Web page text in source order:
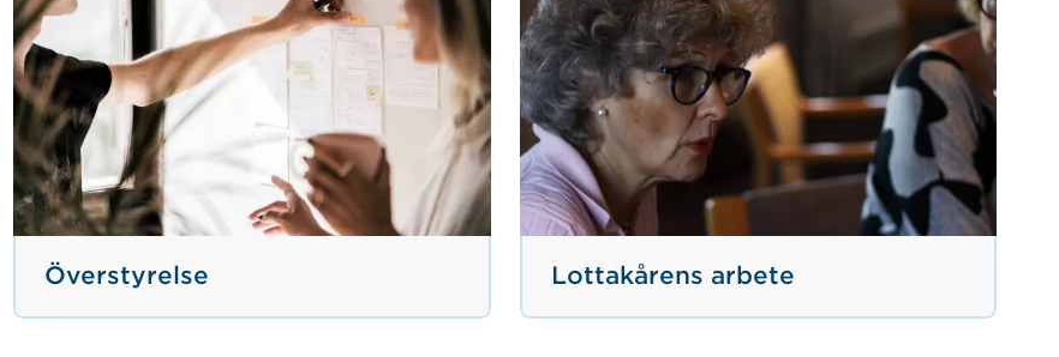
Överstyrelse Lottakårens arbete